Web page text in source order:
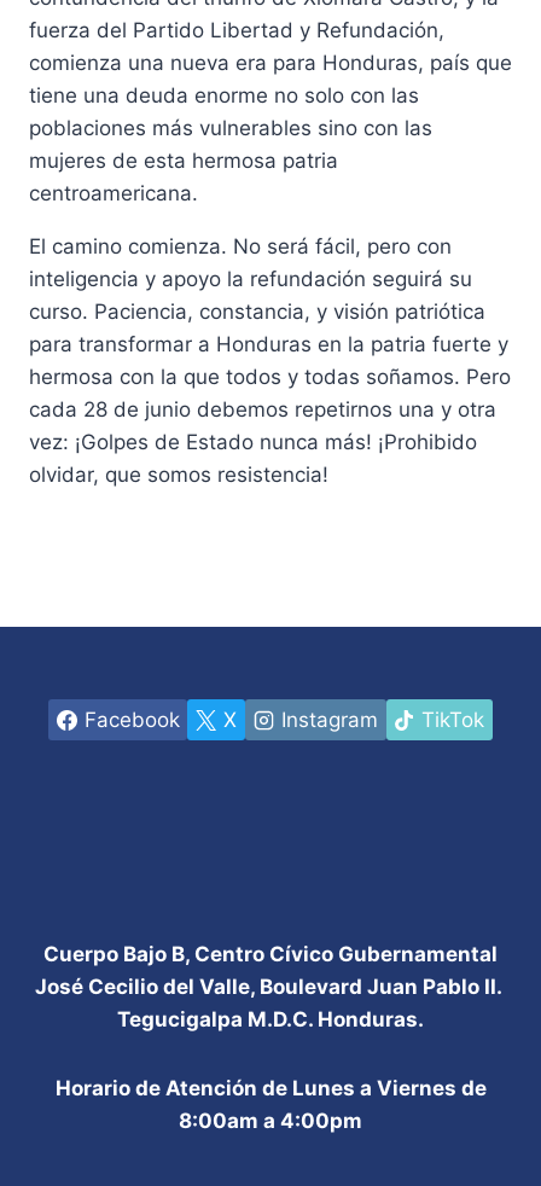
fuerza del Partido Libertad y Refundación,
comienza una nueva era para Honduras, país que
tiene una deuda enorme no solo con las
poblaciones más vulnerables sino con las
mujeres de esta hermosa patria
centroamericana.
El camino comienza. No será fácil, pero con
inteligencia y apoyo la refundación seguirá su
curso. Paciencia, constancia, y visión patriótica
para transformar a Honduras en la patria fuerte y
hermosa con la que todos y todas soñamos. Pero
cada 28 de junio debemos repetirnos una y otra
vez: ¡Golpes de Estado nunca más! ¡Prohibido
olvidar, que somos resistencia!
Facebook X Instagram TikTok
Cuerpo Bajo B, Centro Cívico Gubernamental
José Cecilio del Valle, Boulevard Juan Pablo II.
Tegucigalpa M.D.C. Honduras.
Horario de Atención de Lunes a Viernes de
8:00am a 4:00pm